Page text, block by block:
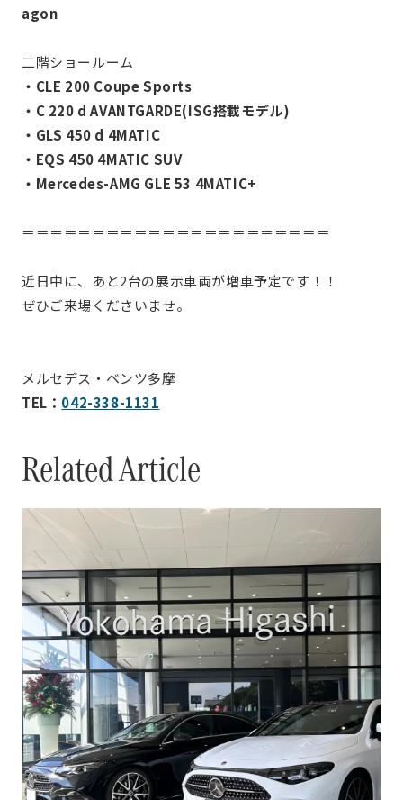
agon
二階ショールーム
・CLE 200 Coupe Sports
・C 220 d AVANTGARDE(ISG搭載モデル)
・GLS 450 d 4MATIC
・EQS 450 4MATIC SUV
・Mercedes-AMG GLE 53 4MATIC+
＝＝＝＝＝＝＝＝＝＝＝＝＝＝＝＝＝＝＝＝＝＝
近日中に、あと2台の展示車両が増車予定です！！
ぜひご来場くださいませ。
メルセデス・ベンツ多摩
TEL： 042-338-1131
Related Article